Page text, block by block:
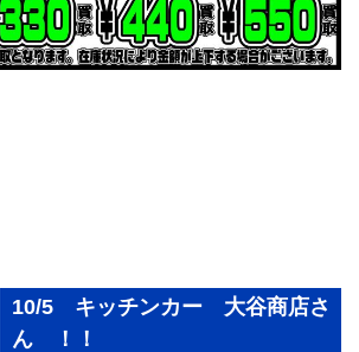
10/5 キッチンカー 大谷商店さ
ん ！！